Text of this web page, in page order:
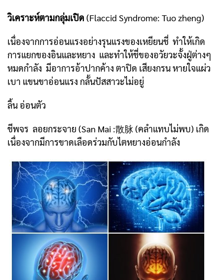
วิเคราะห์ตามกลุ่มเปิด (Flaccid Syndrome: Tuo zheng)
เนื่องจากการอ่อนแรงอย่างรุนแรงของเหยียนชี่ ทำให้เกิด
การแยกของอินและหยาง และทำให้ชี่ของอวัยวะจั้งฝู่ต่างๆ
หมดกำลัง มีอาการอ้าปากค้าง ตาปิด เสียงกรน หายใจแผ่ว
เบา แขนขาอ่อนแรง กลั้นปัสสาวะไม่อยู่
ลิ้น อ่อนตัว
ชีพจร ลอยกระจาย (San Mai :散脉 (คลำแทบไม่พบ) เกิด
เนื่องจากมีการขาดเลือดร่วมกับไตหยางอ่อนกำลัง